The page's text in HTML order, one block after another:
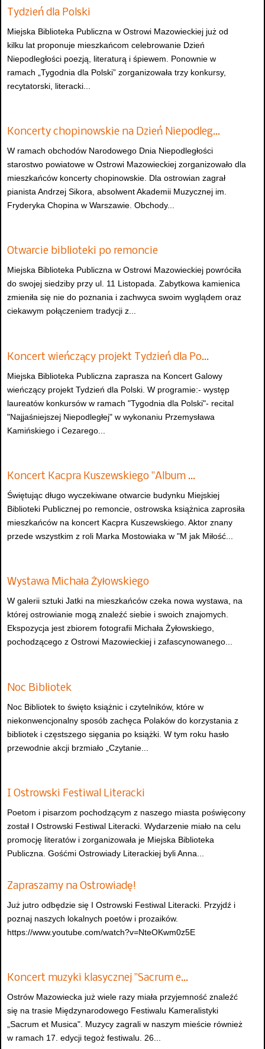
Tydzień dla Polski
Miejska Biblioteka Publiczna w Ostrowi Mazowieckiej już od
kilku lat proponuje mieszkańcom celebrowanie Dzień
Niepodległości poezją, literaturą i śpiewem. Ponownie w
ramach „Tygodnia dla Polski” zorganizowała trzy konkursy,
recytatorski, literacki...
Koncerty chopinowskie na Dzień Niepodleg…
W ramach obchodów Narodowego Dnia Niepodległości
starostwo powiatowe w Ostrowi Mazowieckiej zorganizowało dla
mieszkańców koncerty chopinowskie. Dla ostrowian zagrał
pianista Andrzej Sikora, absolwent Akademii Muzycznej im.
Fryderyka Chopina w Warszawie. Obchody...
Otwarcie biblioteki po remoncie
Miejska Biblioteka Publiczna w Ostrowi Mazowieckiej powróciła
do swojej siedziby przy ul. 11 Listopada. Zabytkowa kamienica
zmieniła się nie do poznania i zachwyca swoim wyglądem oraz
ciekawym połączeniem tradycji z...
Koncert wieńczący projekt Tydzień dla Po…
Miejska Biblioteka Publiczna zaprasza na Koncert Galowy
wieńczący projekt Tydzień dla Polski. W programie:- występ
laureatów konkursów w ramach "Tygodnia dla Polski"- recital
"Najjaśniejszej Niepodległej" w wykonaniu Przemysława
Kamińskiego i Cezarego...
Koncert Kacpra Kuszewskiego "Album …
Świętując długo wyczekiwane otwarcie budynku Miejskiej
Biblioteki Publicznej po remoncie, ostrowska książnica zaprosiła
mieszkańców na koncert Kacpra Kuszewskiego. Aktor znany
przede wszystkim z roli Marka Mostowiaka w "M jak Miłość...
Wystawa Michała Żyłowskiego
W galerii sztuki Jatki na mieszkańców czeka nowa wystawa, na
której ostrowianie mogą znaleźć siebie i swoich znajomych.
Ekspozycja jest zbiorem fotografii Michała Żyłowskiego,
pochodzącego z Ostrowi Mazowieckiej i zafascynowanego...
Noc Bibliotek
Noc Bibliotek to święto książnic i czytelników, które w
niekonwencjonalny sposób zachęca Polaków do korzystania z
bibliotek i częstszego sięgania po książki. W tym roku hasło
przewodnie akcji brzmiało „Czytanie...
I Ostrowski Festiwal Literacki
Poetom i pisarzom pochodzącym z naszego miasta poświęcony
został I Ostrowski Festiwal Literacki. Wydarzenie miało na celu
promocję literatów i zorganizowała je Miejska Biblioteka
Publiczna. Gośćmi Ostrowiady Literackiej byli Anna...
Zapraszamy na Ostrowiadę!
Już jutro odbędzie się I Ostrowski Festiwal Literacki. Przyjdź i
poznaj naszych lokalnych poetów i prozaików.
https://www.youtube.com/watch?v=NteOKwm0z5E
Koncert muzyki klasycznej "Sacrum e…
Ostrów Mazowiecka już wiele razy miała przyjemność znaleźć
się na trasie Międzynarodowego Festiwalu Kameralistyki
„Sacrum et Musica". Muzycy zagrali w naszym mieście również
w ramach 17. edycji tegoż festiwalu. 26...